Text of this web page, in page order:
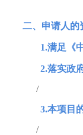
二、申请人的
1.满足《
2.落实政
/
3.本项目
/